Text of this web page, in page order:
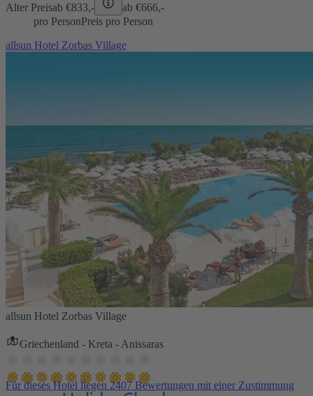
Alter Preisab €833,- ab €666,-
pro PersonPreis pro Person
allsun Hotel Zorbas Village
allsun Hotel Zorbas Village
Griechenland - Kreta - Anissaras
Für dieses Hotel liegen 2407 Bewertungen mit einer Zustimmung